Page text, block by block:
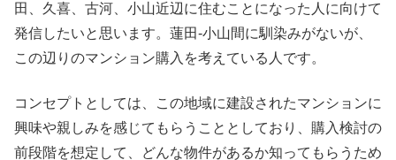
田、久喜、古河、小山近辺に住むことになった人に向けて
発信したいと思います。蓮田-小山間に馴染みがないが、
この辺りのマンション購入を考えている人です。
コンセプトとしては、この地域に建設されたマンションに
興味や親しみを感じてもらうこととしており、購入検討の
前段階を想定して、どんな物件があるか知ってもらうため